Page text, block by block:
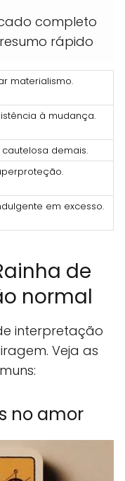
completo
rápido
materialismo.
à mudança.
cautelosa demais.
em excesso.
de
normal
interpretação
Veja as
no amor